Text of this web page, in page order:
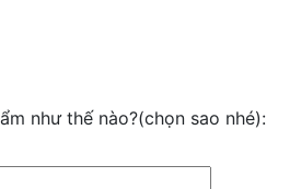
như thế nào?(chọn sao nhé):